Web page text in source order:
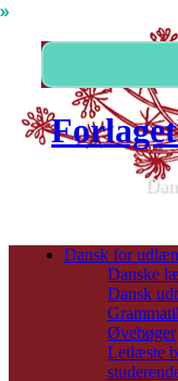
Dansk for
Danske
Dansk
Øvebøger
Letlæste